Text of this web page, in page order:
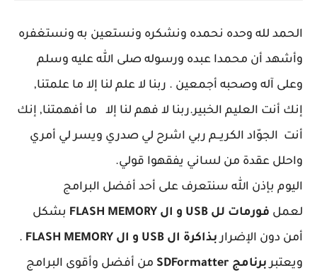
الحمد لله وحده نحمده ونشكره ونستعين به ونستغفره
وأشهد أن محمدا عبده ورسوله صلى الله عليه وسلم
وعلى آله وصحبه أجمعين . ربنا لا علم لنا إلا ما علمتنا,
إنك أنت العليم الخبير.ربنا لا فهم لنا إلا ما أفهمتنا, إنك
أنت الجوّاد الكريــم ربي اشرح لي صدري ويسر لي أمري
واحلل عقدة من لساني يفقهوا قولي.
اليوم بإذن الله سنتعرف على أحد أفضل البرامج
لعمل فورمات لل USB و ال FLASH MEMORY
بشكل
أمن دون الإضراربذاكرة ال USB و ال FLASH MEMORY
.
ويعتبربرنامج SDFormatter من أفضل وأقوى البرامج